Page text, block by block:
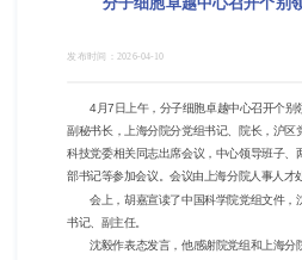
发布时间： 2026-04-10
4月7日上午，分子细胞卓越中心召开个
副秘书长，上海分院分党组书记、院长，沪区
科技党委相关同志出席会议，中心领导班子、
部书记等参加会议。会议由上海分院人事人才
会上，胡嘉宣读了中国科学院党组文件，
书记、副主任。
沈毅作表态发言，他感谢院党组和上海分